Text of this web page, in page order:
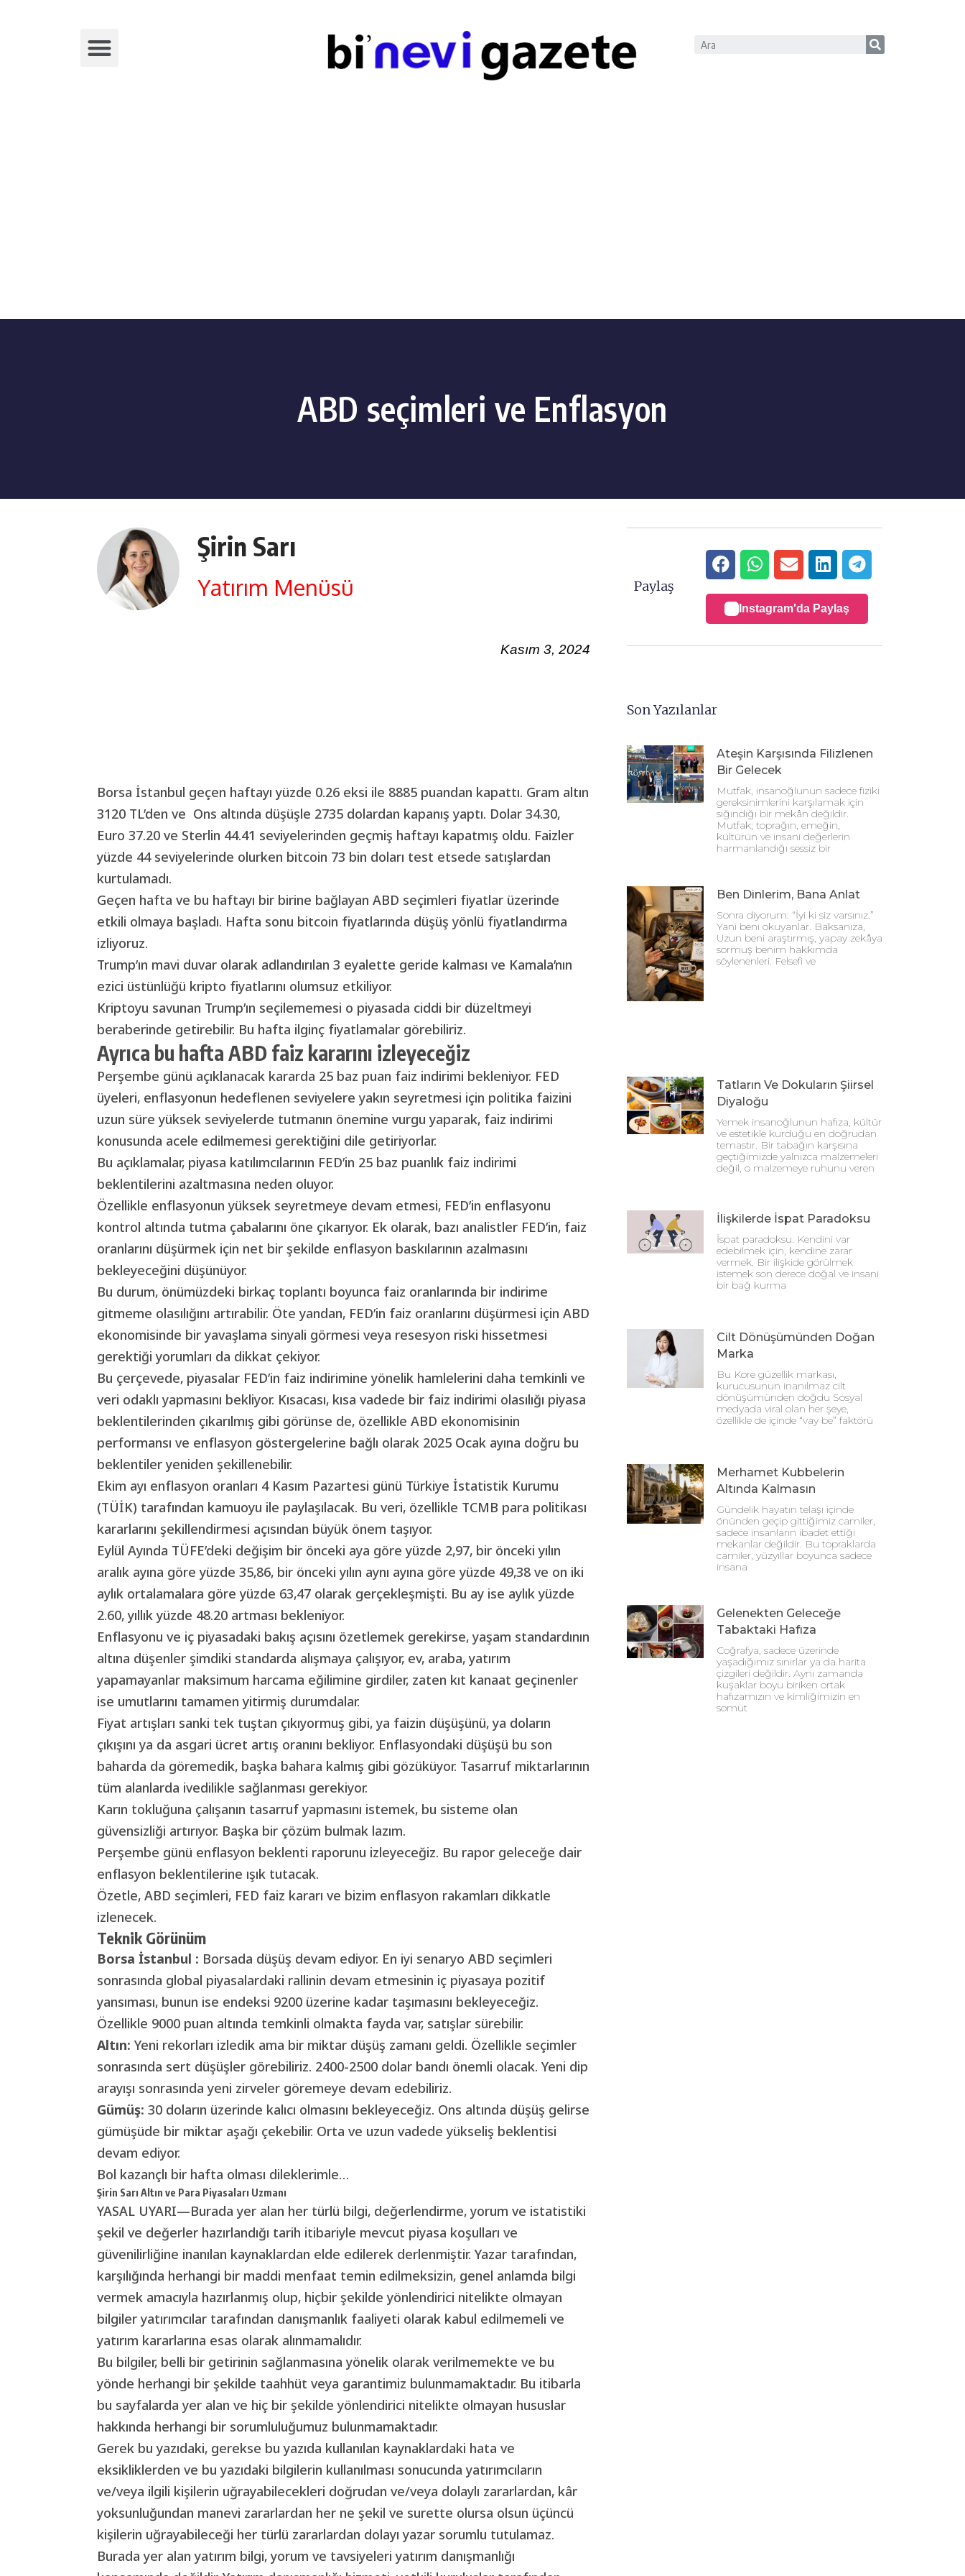
ABD seçimleri ve Enflasyon
Şirin Sarı
Yatırım Menüsü
Kasım 3, 2024
Borsa İstanbul geçen haftayı yüzde 0.26 eksi ile 8885 puandan kapattı. Gram altın
3120 TL’den ve Ons altında düşüşle 2735 dolardan kapanış yaptı. Dolar 34.30,
Euro 37.20 ve Sterlin 44.41 seviyelerinden geçmiş haftayı kapatmış oldu. Faizler
yüzde 44 seviyelerinde olurken bitcoin 73 bin doları test etsede satışlardan
kurtulamadı.
Geçen hafta ve bu haftayı bir birine bağlayan ABD seçimleri fiyatlar üzerinde
etkili olmaya başladı. Hafta sonu bitcoin fiyatlarında düşüş yönlü fiyatlandırma
izliyoruz.
Trump’ın mavi duvar olarak adlandırılan 3 eyalette geride kalması ve Kamala’nın
ezici üstünlüğü kripto fiyatlarını olumsuz etkiliyor.
Kriptoyu savunan Trump’ın seçilememesi o piyasada ciddi bir düzeltmeyi
beraberinde getirebilir. Bu hafta ilginç fiyatlamalar görebiliriz.
Ayrıca bu hafta ABD faiz kararını izleyeceğiz
Perşembe günü açıklanacak kararda 25 baz puan faiz indirimi bekleniyor. FED
üyeleri, enflasyonun hedeflenen seviyelere yakın seyretmesi için politika faizini
uzun süre yüksek seviyelerde tutmanın önemine vurgu yaparak, faiz indirimi
konusunda acele edilmemesi gerektiğini dile getiriyorlar.
Bu açıklamalar, piyasa katılımcılarının FED’in 25 baz puanlık faiz indirimi
beklentilerini azaltmasına neden oluyor.
Özellikle enflasyonun yüksek seyretmeye devam etmesi, FED’in enflasyonu
kontrol altında tutma çabalarını öne çıkarıyor. Ek olarak, bazı analistler FED’in, faiz
oranlarını düşürmek için net bir şekilde enflasyon baskılarının azalmasını
bekleyeceğini düşünüyor.
Bu durum, önümüzdeki birkaç toplantı boyunca faiz oranlarında bir indirime
gitmeme olasılığını artırabilir. Öte yandan, FED’in faiz oranlarını düşürmesi için ABD
ekonomisinde bir yavaşlama sinyali görmesi veya resesyon riski hissetmesi
gerektiği yorumları da dikkat çekiyor.
Bu çerçevede, piyasalar FED’in faiz indirimine yönelik hamlelerini daha temkinli ve
veri odaklı yapmasını bekliyor. Kısacası, kısa vadede bir faiz indirimi olasılığı piyasa
beklentilerinden çıkarılmış gibi görünse de, özellikle ABD ekonomisinin
performansı ve enflasyon göstergelerine bağlı olarak 2025 Ocak ayına doğru bu
beklentiler yeniden şekillenebilir.
Ekim ayı enflasyon oranları 4 Kasım Pazartesi günü Türkiye İstatistik Kurumu
(TÜİK) tarafından kamuoyu ile paylaşılacak. Bu veri, özellikle TCMB para politikası
kararlarını şekillendirmesi açısından büyük önem taşıyor.
Eylül Ayında TÜFE’deki değişim bir önceki aya göre yüzde 2,97, bir önceki yılın
aralık ayına göre yüzde 35,86, bir önceki yılın aynı ayına göre yüzde 49,38 ve on iki
aylık ortalamalara göre yüzde 63,47 olarak gerçekleşmişti. Bu ay ise aylık yüzde
2.60, yıllık yüzde 48.20 artması bekleniyor.
Enflasyonu ve iç piyasadaki bakış açısını özetlemek gerekirse, yaşam standardının
altına düşenler şimdiki standarda alışmaya çalışıyor, ev, araba, yatırım
yapamayanlar maksimum harcama eğilimine girdiler, zaten kıt kanaat geçinenler
ise umutlarını tamamen yitirmiş durumdalar.
Fiyat artışları sanki tek tuştan çıkıyormuş gibi, ya faizin düşüşünü, ya doların
çıkışını ya da asgari ücret artış oranını bekliyor. Enflasyondaki düşüşü bu son
baharda da göremedik, başka bahara kalmış gibi gözüküyor. Tasarruf miktarlarının
tüm alanlarda ivedilikle sağlanması gerekiyor.
Karın tokluğuna çalışanın tasarruf yapmasını istemek, bu sisteme olan
güvensizliği artırıyor. Başka bir çözüm bulmak lazım.
Perşembe günü enflasyon beklenti raporunu izleyeceğiz. Bu rapor geleceğe dair
enflasyon beklentilerine ışık tutacak.
Özetle, ABD seçimleri, FED faiz kararı ve bizim enflasyon rakamları dikkatle
izlenecek.
Teknik Görünüm
Borsa İstanbul : Borsada düşüş devam ediyor. En iyi senaryo ABD seçimleri
sonrasında global piyasalardaki rallinin devam etmesinin iç piyasaya pozitif
yansıması, bunun ise endeksi 9200 üzerine kadar taşımasını bekleyeceğiz.
Özellikle 9000 puan altında temkinli olmakta fayda var, satışlar sürebilir.
Altın: Yeni rekorları izledik ama bir miktar düşüş zamanı geldi. Özellikle seçimler
sonrasında sert düşüşler görebiliriz. 2400-2500 dolar bandı önemli olacak. Yeni dip
arayışı sonrasında yeni zirveler göremeye devam edebiliriz.
Gümüş: 30 doların üzerinde kalıcı olmasını bekleyeceğiz. Ons altında düşüş gelirse
gümüşüde bir miktar aşağı çekebilir. Orta ve uzun vadede yükseliş beklentisi
devam ediyor.
Bol kazançlı bir hafta olması dileklerimle…
Şirin Sarı Altın ve Para Piyasaları Uzmanı
YASAL UYARI—Burada yer alan her türlü bilgi, değerlendirme, yorum ve istatistiki
şekil ve değerler hazırlandığı tarih itibariyle mevcut piyasa koşulları ve
güvenilirliğine inanılan kaynaklardan elde edilerek derlenmiştir. Yazar tarafından,
karşılığında herhangi bir maddi menfaat temin edilmeksizin, genel anlamda bilgi
vermek amacıyla hazırlanmış olup, hiçbir şekilde yönlendirici nitelikte olmayan
bilgiler yatırımcılar tarafından danışmanlık faaliyeti olarak kabul edilmemeli ve
yatırım kararlarına esas olarak alınmamalıdır.
Bu bilgiler, belli bir getirinin sağlanmasına yönelik olarak verilmemekte ve bu
yönde herhangi bir şekilde taahhüt veya garantimiz bulunmamaktadır. Bu itibarla
bu sayfalarda yer alan ve hiç bir şekilde yönlendirici nitelikte olmayan hususlar
hakkında herhangi bir sorumluluğumuz bulunmamaktadır.
Gerek bu yazıdaki, gerekse bu yazıda kullanılan kaynaklardaki hata ve
eksikliklerden ve bu yazıdaki bilgilerin kullanılması sonucunda yatırımcıların
ve/veya ilgili kişilerin uğrayabilecekleri doğrudan ve/veya dolaylı zararlardan, kâr
yoksunluğundan manevi zararlardan her ne şekil ve surette olursa olsun üçüncü
kişilerin uğrayabileceği her türlü zararlardan dolayı yazar sorumlu tutulamaz.
Burada yer alan yatırım bilgi, yorum ve tavsiyeleri yatırım danışmanlığı
Paylaş
Instagram'da Paylaş
Son Yazılanlar
Ateşin Karşısında Filizlenen
Bir Gelecek
Mutfak, insanoğlunun sadece fiziki
gereksinimlerini karşılamak için
sığındığı bir mekân değildir.
Mutfak; toprağın, emeğin,
kültürün ve insani değerlerin
harmanlandığı sessiz bir
Ben Dinlerim, Bana Anlat
Sonra diyorum: “İyi ki siz varsınız.”
Yani beni okuyanlar. Baksanıza,
Uzun beni araştırmış, yapay zekâya
sormuş benim hakkımda
söylenenleri. Felsefi ve
Tatların Ve Dokuların Şiirsel
Diyaloğu
Yemek insanoğlunun hafıza, kültür
ve estetikle kurduğu en doğrudan
temastır. Bir tabağın karşısına
geçtiğimizde yalnızca malzemeleri
değil, o malzemeye ruhunu veren
İlişkilerde İspat Paradoksu
İspat paradoksu. Kendini var
edebilmek için, kendine zarar
vermek. Bir ilişkide görülmek
istemek son derece doğal ve insani
bir bağ kurma
Cilt Dönüşümünden Doğan
Marka
Bu Kore güzellik markası,
kurucusunun inanılmaz cilt
dönüşümünden doğdu Sosyal
medyada viral olan her şeye,
özellikle de içinde “vay be” faktörü
Merhamet Kubbelerin
Altında Kalmasın
Gündelik hayatın telaşı içinde
önünden geçip gittiğimiz camiler,
sadece insanların ibadet ettiği
mekanlar değildir. Bu topraklarda
camiler, yüzyıllar boyunca sadece
insana
Gelenekten Geleceğe
Tabaktaki Hafıza
Coğrafya, sadece üzerinde
yaşadığımız sınırlar ya da harita
çizgileri değildir. Aynı zamanda
kuşaklar boyu biriken ortak
hafızamızın ve kimliğimizin en
somut